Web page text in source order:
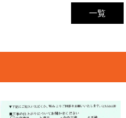
一覧